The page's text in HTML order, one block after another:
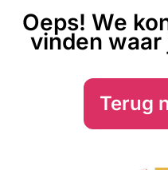
Oeps! We
vinden
Terug